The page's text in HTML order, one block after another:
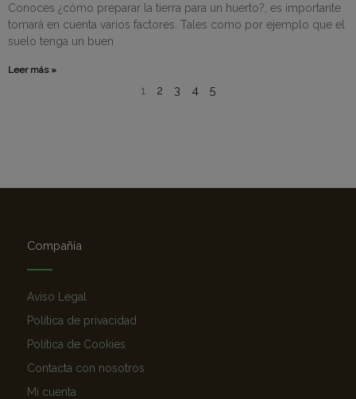
Conoces ¿cómo preparar la tierra para un huerto?, es importante
tomará en cuenta varios factores. Tales como por ejemplo que el
suelo tenga un buen
Leer más »
1 2 3 4 5
Compañía
Aviso Legal
Política de privacidad
Política de Cookies
Contacta con nosotros
Mi cuenta